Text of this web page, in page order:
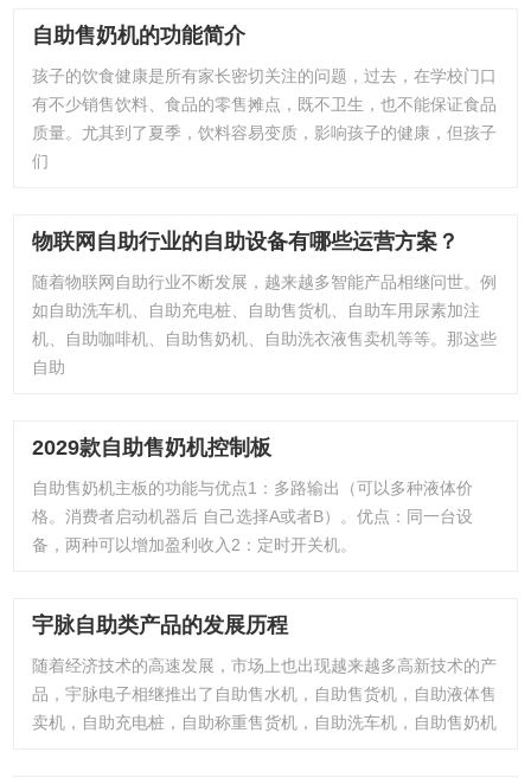
自助售奶机的功能简介
孩子的饮食健康是所有家长密切关注的问题，过去，在学校门口
有不少销售饮料、食品的零售摊点，既不卫生，也不能保证食品
质量。尤其到了夏季，饮料容易变质，影响孩子的健康，但孩子
们
物联网自助行业的自助设备有哪些运营方案？
随着物联网自助行业不断发展，越来越多智能产品相继问世。例
如自助洗车机、自助充电桩、自助售货机、自助车用尿素加注
机、自助咖啡机、自助售奶机、自助洗衣液售卖机等等。那这些
自助
2029款自助售奶机控制板
自助售奶机主板的功能与优点1：多路输出（可以多种液体价
格。消费者启动机器后 自己选择A或者B）。优点：同一台设
备，两种可以增加盈利收入2：定时开关机。
宇脉自助类产品的发展历程
随着经济技术的高速发展，市场上也出现越来越多高新技术的产
品，宇脉电子相继推出了自助售水机，自助售货机，自助液体售
卖机，自助充电桩，自助称重售货机，自助洗车机，自助售奶机